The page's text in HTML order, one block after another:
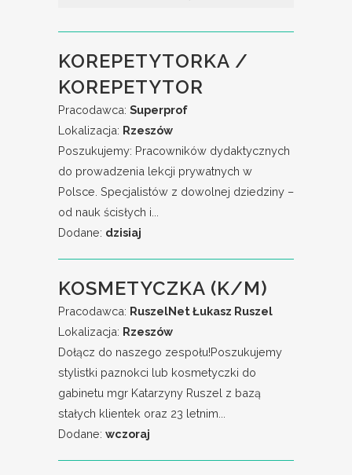
KOREPETYTORKA /
KOREPETYTOR
Pracodawca: Superprof
Lokalizacja: Rzeszów
Poszukujemy: Pracowników dydaktycznych
do prowadzenia lekcji prywatnych w
Polsce. Specjalistów z dowolnej dziedziny –
od nauk ścisłych i...
Dodane: dzisiaj
KOSMETYCZKA (K/M)
Pracodawca: RuszelNet Łukasz Ruszel
Lokalizacja: Rzeszów
Dołącz do naszego zespołu!Poszukujemy
stylistki paznokci lub kosmetyczki do
gabinetu mgr Katarzyny Ruszel z bazą
stałych klientek oraz 23 letnim...
Dodane: wczoraj